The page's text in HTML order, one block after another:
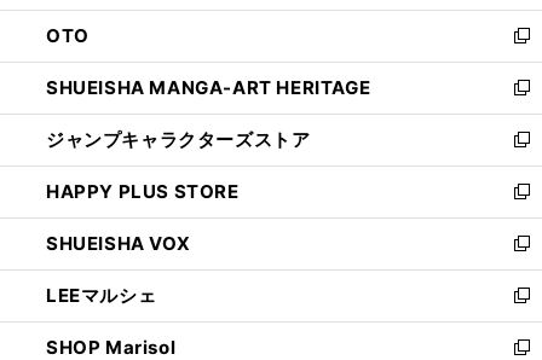
ウ
で
開
く
ン
ド
ウ
で
開
く
OTO
新
し
い
ウ
ィ
ン
ド
ウ
で
開
く
SHUEISHA MANGA-ART HERITAGE
新
し
い
ウ
ィ
ン
ド
ウ
で
開
く
ジャンプキャラクターズストア
新
し
い
ウ
ィ
ン
ド
ウ
で
HAPPY PLUS STORE
新
し
い
ウ
ィ
ン
ド
SHUEISHA VOX
新
し
い
ウ
ィ
LEEマルシェ
新
し
い
SHOP Marisol
新